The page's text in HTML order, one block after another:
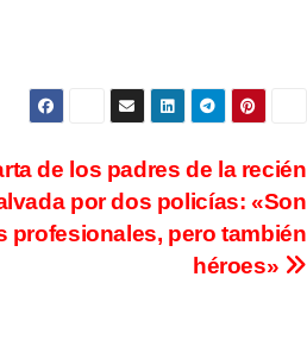
de los padres de la recién
por dos policías: «Son
profesionales, pero también
héroes»